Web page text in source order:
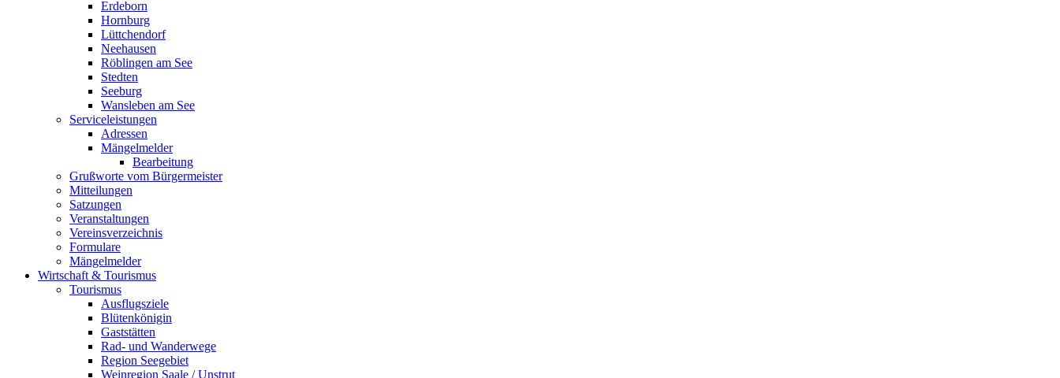
Erdeborn
Hornburg
Lüttchendorf
Neehausen
Röblingen am See
Stedten
Seeburg
Wansleben am See
Serviceleistungen
Adressen
Mängelmelder
Bearbeitung
Grußworte vom Bürgermeister
Mitteilungen
Satzungen
Veranstaltungen
Vereinsverzeichnis
Formulare
Mängelmelder
Wirtschaft & Tourismus
Tourismus
Ausflugsziele
Blütenkönigin
Gaststätten
Rad- und Wanderwege
Region Seegebiet
Weinregion Saale / Unstrut